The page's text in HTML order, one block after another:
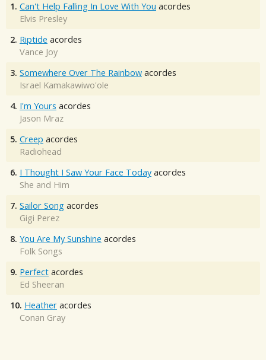
1. Can't Help Falling In Love With You acordes
Elvis Presley
2. Riptide acordes
Vance Joy
3. Somewhere Over The Rainbow acordes
Israel Kamakawiwo'ole
4. I'm Yours acordes
Jason Mraz
5. Creep acordes
Radiohead
6. I Thought I Saw Your Face Today acordes
She and Him
7. Sailor Song acordes
Gigi Perez
8. You Are My Sunshine acordes
Folk Songs
9. Perfect acordes
Ed Sheeran
10. Heather acordes
Conan Gray